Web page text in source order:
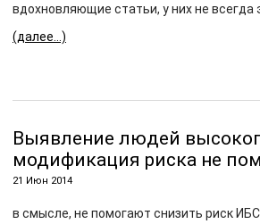
вдохновляющие статьи, у них не всегда
(далее…)
Выявление людей
модификация риска не
21 Июн 2014
в смысле, не помогают снизить риск